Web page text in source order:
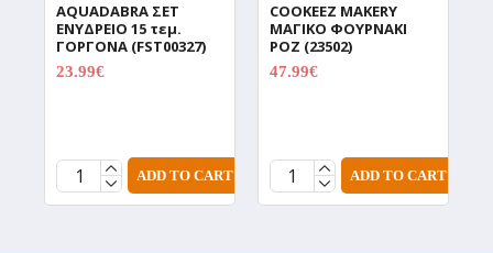
AQUADABRA ΣΕΤ
ΕΝΥΔΡΕΙΟ 15 τεμ.
ΓΟΡΓΟΝΑ (FST00327)
23.99€
ADD TO CART
COOKEEZ MAKERY
ΜΑΓΙΚΟ ΦΟΥΡΝΑΚΙ
ΡΟΖ (23502)
47.99€
ADD TO CART